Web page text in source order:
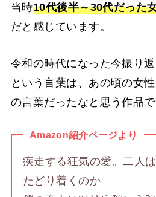
当時10代後半～30代だった
だと感じています。
令和の時代になった今振り返
という言葉は、あの頃の女
の言葉だったなと思う作品で
Amazon紹介ページより
疾走する狂気の愛。二人
たどり着くのか